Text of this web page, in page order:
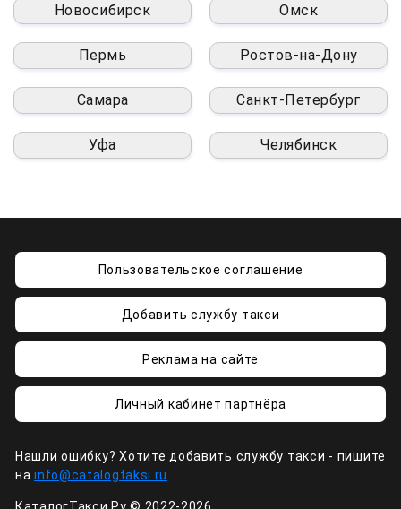
Новосибирск Омск
Пермь Ростов-на-Дону
Самара Санкт-Петербург
Уфа Челябинск
Пользовательское соглашение
Добавить службу такси
Реклама на сайте
Личный кабинет партнёра
Нашли ошибку? Хотите добавить службу такси - пишите
наinfo@catalogtaksi.ru
КаталогТакси.Ру © 2022-2026.